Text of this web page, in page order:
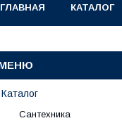
ГЛАВНАЯ КАТАЛОГ
Каталог
Сантехника